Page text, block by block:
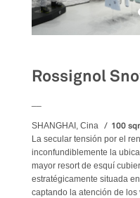
Rossignol
SHANGHAI, Cina 100
La secular tensión por el
inconfundiblemente la
mayor resort de esquí
estratégicamente situada
captando la atención de